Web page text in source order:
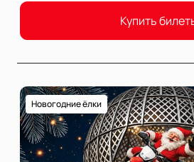
Купить
Новогодние ёлки